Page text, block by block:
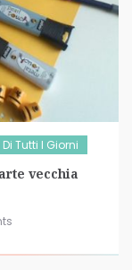
Tutti I Giorni
vecchia